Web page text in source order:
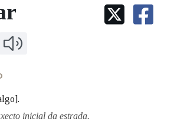
IDENTIDADE CORPORATIVA
MARCIAL DEL ADALID
FIGURAS HOMENAXEADAS
inicial da estrada.